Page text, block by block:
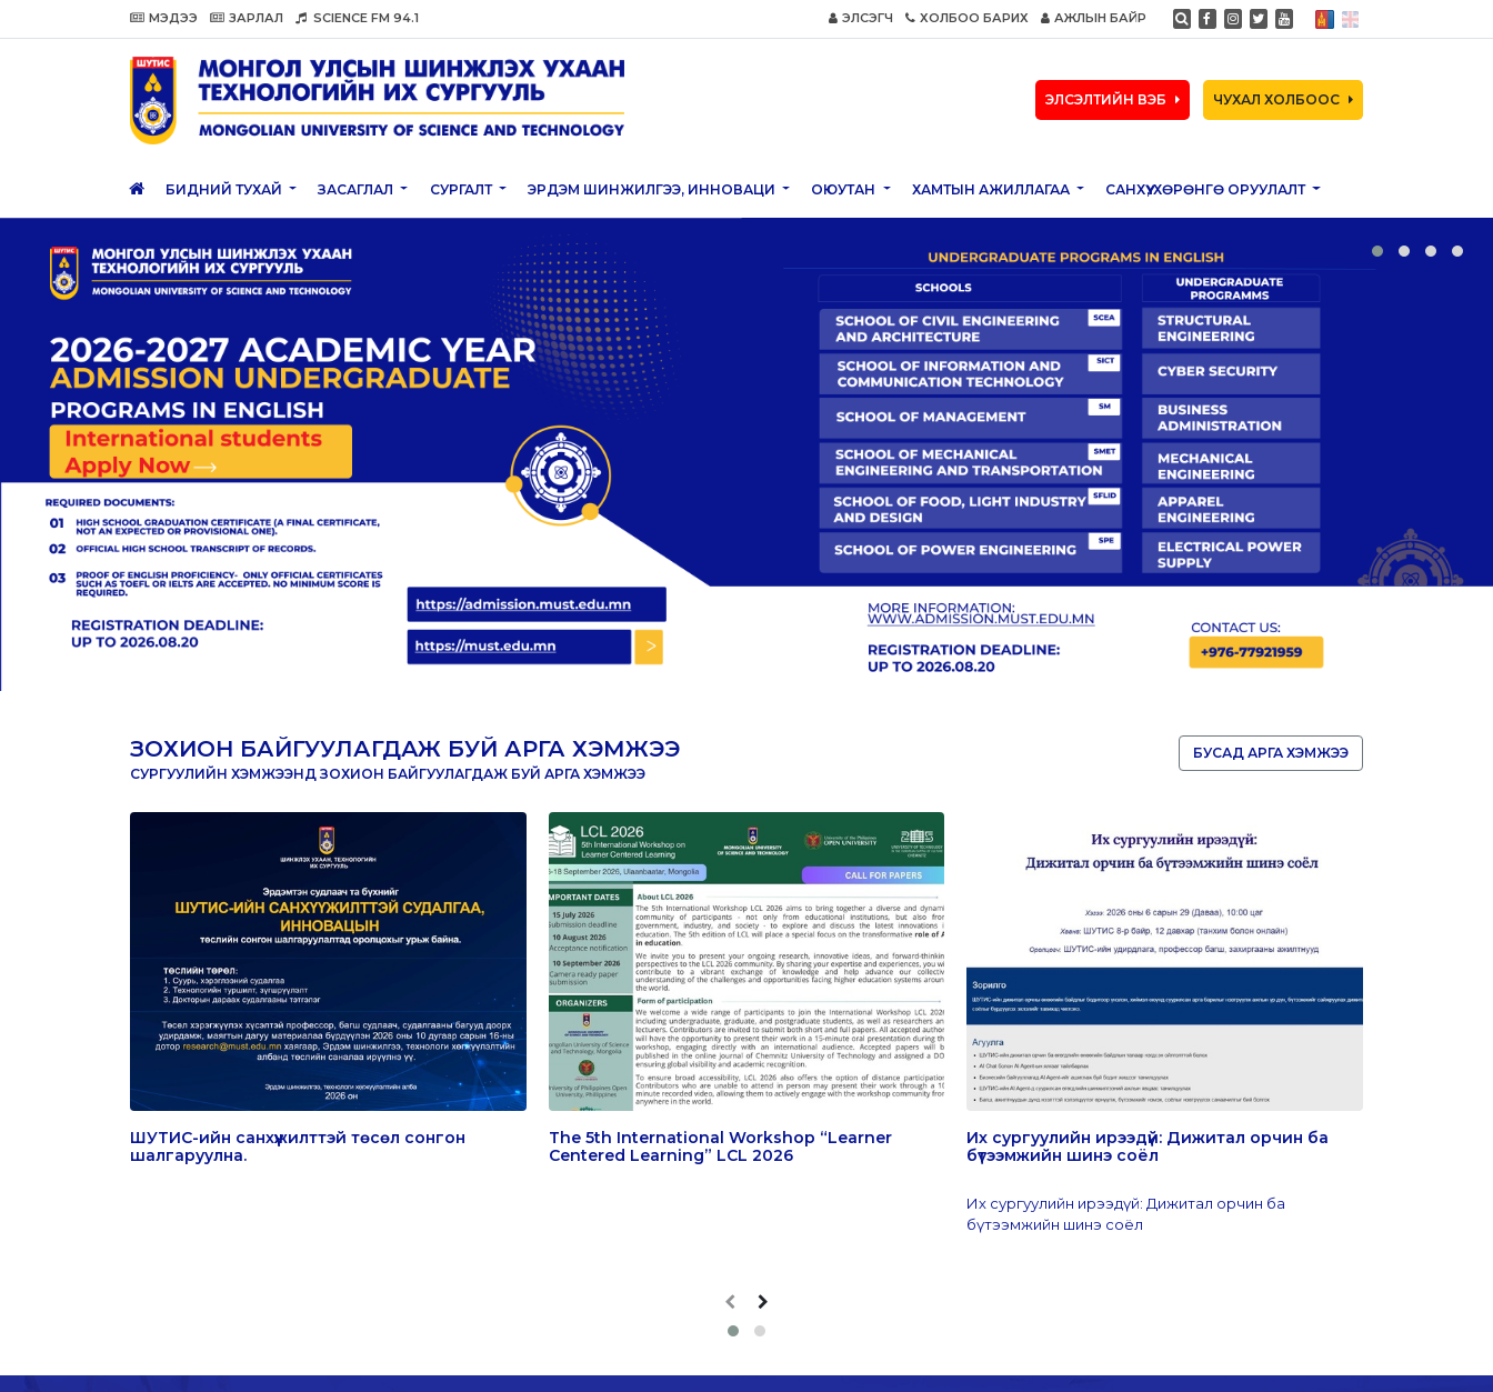
МЭДЭЭ ЗАРЛАЛ SCIENCE FM 94.1 ЭЛСЭГЧ ХОЛБОО БАРИХ АЖЛЫН БАЙР
ЭЛСЭЛТИЙН ВЭБ ЧУХАЛ ХОЛБООС
БИДНИЙ ТУХАЙ ЗАСАГЛАЛ СУРГАЛТ ЭРДЭМ ШИНЖИЛГЭЭ, ИННОВАЦИ ОЮУТАН ХАМТЫН АЖИЛЛАГАА САНХҮҮ, ХӨРӨНГӨ ОРУУЛАЛТ
ЗОХИОН БАЙГУУЛАГДАЖ БУЙ АРГА ХЭМЖЭЭ
СУРГУУЛИЙН ХЭМЖЭЭНД ЗОХИОН БАЙГУУЛАГДАЖ БУЙ АРГА ХЭМЖЭЭ
БУСАД АРГА ХЭМЖЭЭ
ШУТИС-ийн санхүүжилттэй төсөл сонгон
шалгаруулна.
The 5th International Workshop “Learner
Centered Learning” LCL 2026
Их сургуулийн ирээдүй: Дижитал орчин ба
бүтээмжийн шинэ соёл
Их сургуулийн ирээдүй: Дижитал орчин ба
бүтээмжийн шинэ соёл